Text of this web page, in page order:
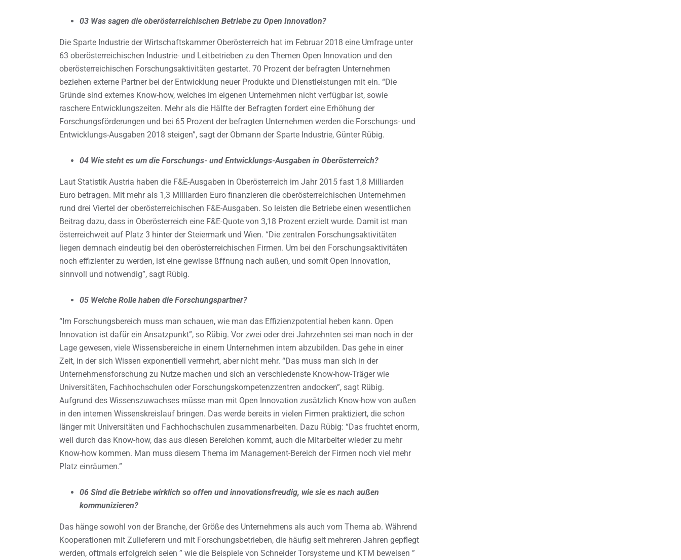
03 Was sagen die oberösterreichischen Betriebe zu Open Innovation?
Die Sparte Industrie der Wirtschaftskammer Oberösterreich hat im Februar 2018 eine Umfrage unter
63 oberösterreichischen Industrie- und Leitbetrieben zu den Themen Open Innovation und den
oberösterreichischen Forschungsaktivitäten gestartet. 70 Prozent der befragten Unternehmen
beziehen externe Partner bei der Entwicklung neuer Produkte und Dienstleistungen mit ein. “Die
Gründe sind externes Know-how, welches im eigenen Unternehmen nicht verfügbar ist, sowie
raschere Entwicklungszeiten. Mehr als die Hälfte der Befragten fordert eine Erhöhung der
Forschungsförderungen und bei 65 Prozent der befragten Unternehmen werden die Forschungs- und
Entwicklungs-Ausgaben 2018 steigen”, sagt der Obmann der Sparte Industrie, Günter Rübig.
04 Wie steht es um die Forschungs- und Entwicklungs-Ausgaben in Oberösterreich?
Laut Statistik Austria haben die F&E-Ausgaben in Oberösterreich im Jahr 2015 fast 1,8 Milliarden
Euro betragen. Mit mehr als 1,3 Milliarden Euro finanzieren die oberösterreichischen Unternehmen
rund drei Viertel der oberösterreichischen F&E-Ausgaben. So leisten die Betriebe einen wesentlichen
Beitrag dazu, dass in Oberösterreich eine F&E-Quote von 3,18 Prozent erzielt wurde. Damit ist man
österreichweit auf Platz 3 hinter der Steiermark und Wien. “Die zentralen Forschungsaktivitäten
liegen demnach eindeutig bei den oberösterreichischen Firmen. Um bei den Forschungsaktivitäten
noch effizienter zu werden, ist eine gewisse ßffnung nach außen, und somit Open Innovation,
sinnvoll und notwendig”, sagt Rübig.
05 Welche Rolle haben die Forschungspartner?
“Im Forschungsbereich muss man schauen, wie man das Effizienzpotential heben kann. Open
Innovation ist dafür ein Ansatzpunkt”, so Rübig. Vor zwei oder drei Jahrzehnten sei man noch in der
Lage gewesen, viele Wissensbereiche in einem Unternehmen intern abzubilden. Das gehe in einer
Zeit, in der sich Wissen exponentiell vermehrt, aber nicht mehr. “Das muss man sich in der
Unternehmensforschung zu Nutze machen und sich an verschiedenste Know-how-Träger wie
Universitäten, Fachhochschulen oder Forschungskompetenzzentren andocken”, sagt Rübig.
Aufgrund des Wissenszuwachses müsse man mit Open Innovation zusätzlich Know-how von außen
in den internen Wissenskreislauf bringen. Das werde bereits in vielen Firmen praktiziert, die schon
länger mit Universitäten und Fachhochschulen zusammenarbeiten. Dazu Rübig: “Das fruchtet enorm,
weil durch das Know-how, das aus diesen Bereichen kommt, auch die Mitarbeiter wieder zu mehr
Know-how kommen. Man muss diesem Thema im Management-Bereich der Firmen noch viel mehr
Platz einräumen.”
06 Sind die Betriebe wirklich so offen und innovationsfreudig, wie sie es nach außen
kommunizieren?
Das hänge sowohl von der Branche, der Größe des Unternehmens als auch vom Thema ab. Während
Kooperationen mit Zulieferern und mit Forschungsbetrieben, die häufig seit mehreren Jahren gepflegt
werden, oftmals erfolgreich seien ” wie die Beispiele von Schneider Torsysteme und KTM beweisen ”